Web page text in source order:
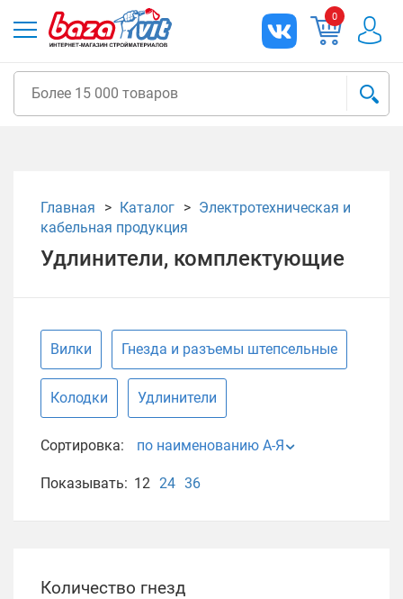
0
Главная Каталог
Электротехническая и
кабельная продукция
Удлинители, комплектующие
Вилки Гнезда и разъемы штепсельные
Колодки Удлинители
Сортировка: по наименованию А-Я
Показывать: 12 24 36
Количество гнезд